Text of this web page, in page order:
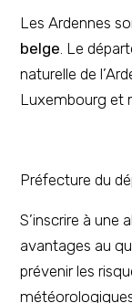
Les Ardennes
belge . Le
naturelle de
Luxembourg et
Préfecture du
S’inscrire à une
avantages au
prévenir les